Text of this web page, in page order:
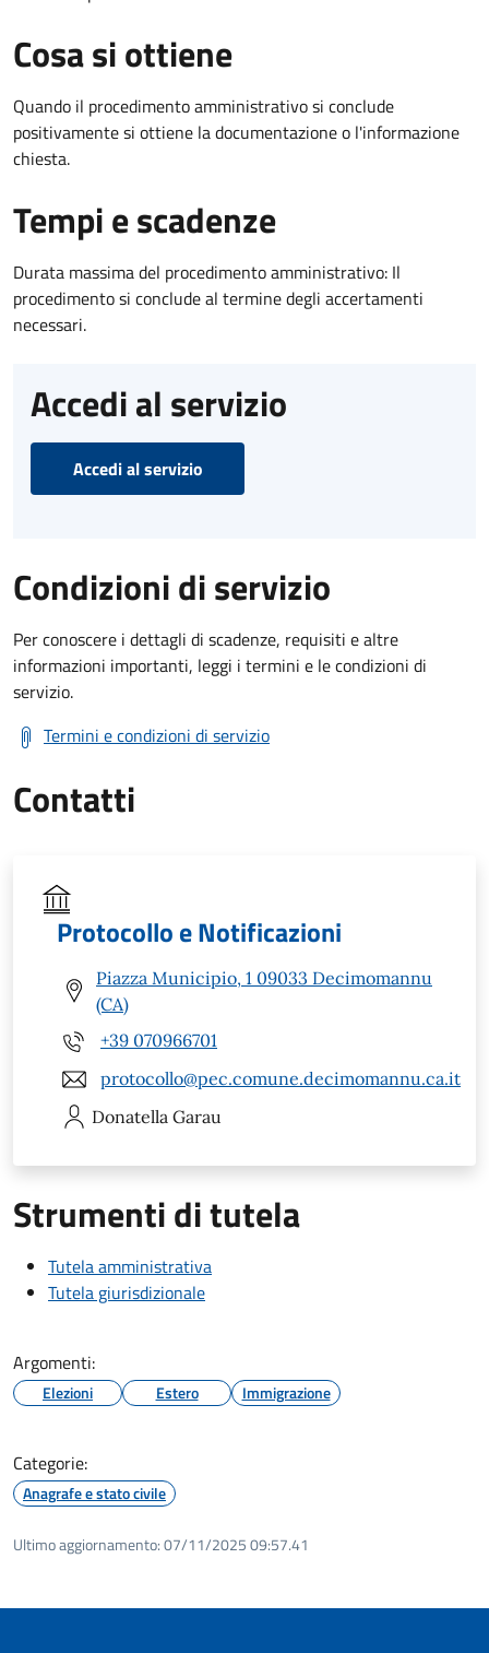
Cosa si ottiene
Quando il procedimento amministrativo si conclude
positivamente si ottiene la documentazione o l'informazione
chiesta.
Tempi e scadenze
Durata massima del procedimento amministrativo: Il
procedimento si conclude al termine degli accertamenti
necessari.
Accedi al servizio
Accedi al servizio
Condizioni di servizio
Per conoscere i dettagli di scadenze, requisiti e altre
informazioni importanti, leggi i termini e le condizioni di
servizio.
Termini e condizioni di servizio
Contatti
Protocollo e Notificazioni
Piazza Municipio, 1 09033 Decimomannu
(CA)
+39 070966701
protocollo@pec.comune.decimomannu.ca.it
Donatella Garau
Strumenti di tutela
Tutela amministrativa
Tutela giurisdizionale
Argomenti:
Elezioni Estero Immigrazione
Categorie:
Anagrafe e stato civile
Ultimo aggiornamento:07/11/2025 09:57.41